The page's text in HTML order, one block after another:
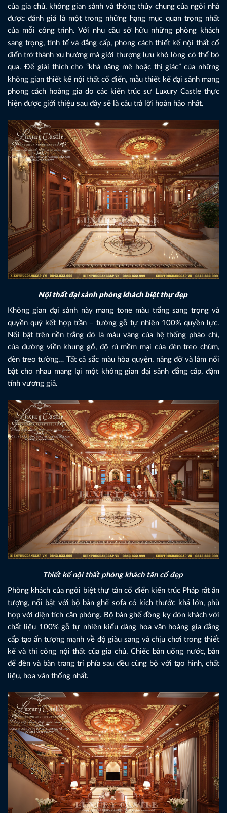
của gia chủ, không gian sảnh và thông thủy chung của ngôi nhà
được đánh giá là một trong những hạng mục quan trọng nhất
của mỗi công trình. Với nhu cầu sở hữu những phòng khách
sang trọng, tinh tế và đẳng cấp, phong cách thiết kế nội thất cổ
điển trở thành xu hướng mà giới thượng lưu khó lòng có thể bỏ
qua. Để giải thích cho “khả năng mê hoặc thị giác” của những
không gian thiết kế nội thất cổ điển, mẫu thiết kế đại sảnh mang
phong cách hoàng gia do các kiến trúc sư Luxury Castle thực
hiện được giới thiệu sau đây sẽ là câu trả lời hoàn hảo nhất.
Nội thất đại sảnh phòng khách biệt thự đẹp
Không gian đại sảnh này mang tone màu trắng sang trọng và
quyền quý kết hợp trần – tường gỗ tự nhiên 100% quyền lực.
Nổi bật trên nền trắng đó là màu vàng của hệ thống phào chỉ,
của đường viền khung gỗ, độ rủ mềm mại của đèn treo chùm,
đèn treo tường… Tất cả sắc màu hòa quyện, nâng đỡ và làm nổi
bật cho nhau mang lại một không gian đại sảnh đẳng cấp, đậm
tính vương giả.
Thiết kế nội thất phòng khách tân cổ đẹp
Phòng khách của ngôi biệt thự tân cổ điển kiến trúc Pháp rất ấn
tượng, nổi bật với bộ bàn ghế sofa có kích thước khá lớn, phù
hợp với diện tích căn phòng. Bộ bàn ghế đồng kỵ đón khách với
chất liệu 100% gỗ tự nhiên kiểu dáng hoa văn hoàng gia đẳng
cấp tạo ấn tượng mạnh về độ giàu sang và chịu chơi trong thiết
kế và thi công nội thất của gia chủ. Chiếc bàn uống nước, bàn
để đèn và bàn trang trí phía sau đều cùng bộ với tạo hình, chất
liệu, hoa văn thống nhất.